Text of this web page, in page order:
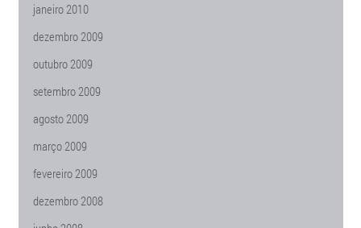
janeiro 2010
dezembro 2009
outubro 2009
setembro 2009
agosto 2009
março 2009
fevereiro 2009
dezembro 2008